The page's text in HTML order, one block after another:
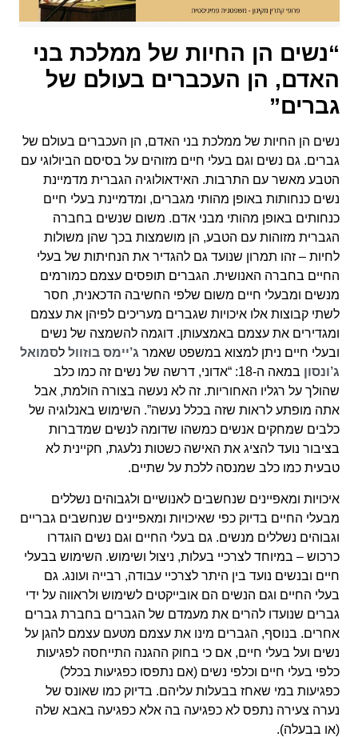
“נשים הן החיות של ממלכת בני
האדם, הן העכברים בעולם של
גברים”
נשים הן החיות של ממלכת בני האדם, הן העכברים בעולם של
גברים. גם נשים וגם בעלי חיים מזוהים על בסיסם הביולוגי עם
הטבע מאשר עם התרבות. האידאולוגיה הגברית מדמיינת
נשים כנחותות באופן מהותי מגברים, ומדמיינת בעלי חיים
כנחותים באופן מהותי מבני אדם. משום שנשים בחברה
הגברית מזוהות עם הטבע, הן מושמצות בכך שהן משולות
לחיות – זהו תמרון שנועד גם להגדיר את הנחיתות של בעלי
החיים בחברה האנושית. הגברים תופסים עצמם כמורמים
מנשים ומבעלי חיים משום שלפי החשיבה הדכאנית, חסר
לשתי קבוצות אלו איכויות שגברים מעריכים לפיהן את עצמם
ומגדירים את עצמם באמצעותן. דוגמה להשמצה של נשים
ובעלי חיים ניתן למצוא במשפט שאמר ג’יימס בוזוול לסמואל
ג’ונסון
במאה ה-18: “אדוני, דרשה של נשים זה כמו כלב
שהולך על רגליו האחוריות. זה לא נעשה בצורה הולמת, אבל
אתה מופתע לראות שזה בכלל נעשה”. השימוש באנלוגיה של
כלבים שמחקים אנשים כמשהו שדומה לנשים שמדברות
בציבור נועד להציג את האישה כשטות נלעגת, חקיינית לא
טבעית כמו כלב שמנסה ללכת על שתיים.
איכויות ומאפיינים שנחשבים לאנושיים ולגבוהים נשללים
מבעלי החיים בדיוק כפי שאיכויות ומאפיינים שנחשבים גבריים
וגבוהים נשללים מנשים. גם בעלי החיים וגם נשים הוגדרו
כרכוש – במיוחד לצרכיי בעלות, ניצול ושימוש. השימוש בבעלי
חיים ובנשים נועד בין היתר לצרכיי עבודה, רבייה ועונג. גם
בעלי החיים וגם הנשים הם אובייקטים לשימוש ולראווה על ידי
גברים שנועדו להרים את מעמדם של הגברים בחברת גברים
אחרים. בנוסף, הגברים מינו את עצמם מטעם עצמם להגן על
נשים ועל בעלי חיים, אם כי בחוק ההגנה התייחסה לפגיעות
כלפי בעלי חיים וכלפי נשים (אם נתפסו כפגיעות בכלל)
כפגיעות במי שאחז בבעלות עליהם. בדיוק כמו שאונס של
נערה צעירה נתפס לא כפגיעה בה אלא כפגיעה באבא שלה
(או בבעלה).